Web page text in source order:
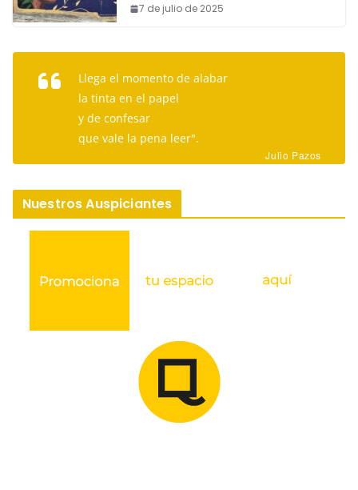
7 de julio de 2025
Llega el momento de alabar
la tinta en el papel
y de confesar
que vale la pena leer".
Julio Pazos
Nuestros Auspiciantes